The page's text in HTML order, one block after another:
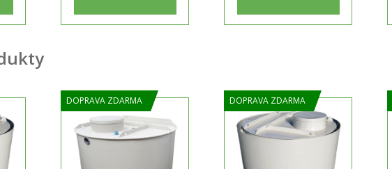
DOPRAVA ZDARMA DOPRAVA ZDARMA